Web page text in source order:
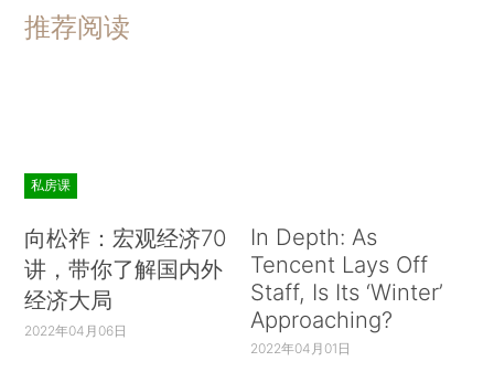
推荐阅读
私房课
向松祚：宏观经济70
讲，带你了解国内外
经济大局
2022年04月06日
In Depth: As
Tencent Lays Off
Staff, Is Its ‘Winter’
Approaching?
2022年04月01日